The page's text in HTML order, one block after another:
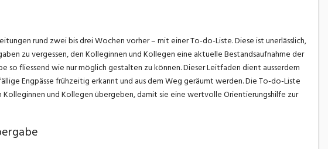
rund zwei bis drei Wochen vorher – mit einer To-do-Liste. Diese ist unerlässlich,
zu vergessen, den Kolleginnen und Kollegen eine aktuelle Bestandsaufnahme der
so fliessend wie nur möglich gestalten zu können. Dieser Leitfaden dient ausserdem
Engpässe frühzeitig erkannt und aus dem Weg geräumt werden. Die To-do-Liste
und Kollegen übergeben, damit sie eine wertvolle Orientierungshilfe zur